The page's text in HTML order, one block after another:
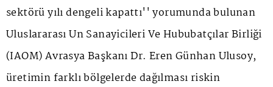
sektörü yılı dengeli kapattı'' yorumunda bulunan
Uluslararası Un Sanayicileri Ve Hububatçılar Birliği
(IAOM) Avrasya Başkanı Dr. Eren Günhan Ulusoy,
üretimin farklı bölgelerde dağılması riskin